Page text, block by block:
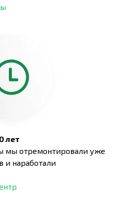
лет
мы отремонтировали уже
и наработали